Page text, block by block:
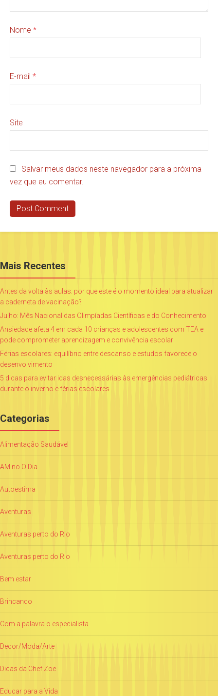
Nome *
E-mail *
Site
Salvar meus dados neste navegador para a próxima
vez que eu comentar.
Mais Recentes
Antes da volta às aulas: por que este é o momento ideal para atualizar
a caderneta de vacinação?
Julho: Mês Nacional das Olimpíadas Científicas e do Conhecimento
Ansiedade afeta 4 em cada 10 crianças e adolescentes com TEA e
pode comprometer aprendizagem e convivência escolar
Férias escolares: equilíbrio entre descanso e estudos favorece o
desenvolvimento
5 dicas para evitar idas desnecessárias às emergências pediátricas
durante o inverno e férias escolares
Categorias
Alimentação Saudável
AM no O Dia
Autoestima
Aventuras
Aventuras perto do Rio
Aventuras perto do Rio
Bem estar
Brincando
Com a palavra o especialista
Decor/Moda/Arte
Dicas da Chef Zoë
Educar para a Vida